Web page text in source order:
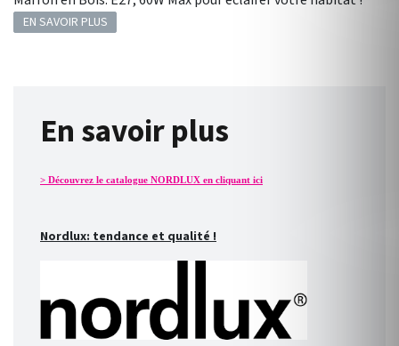
EN SAVOIR PLUS
En savoir plus
> Découvrez le catalogue NORDLUX en cliquant ici
Nordlux: tendance et qualité !